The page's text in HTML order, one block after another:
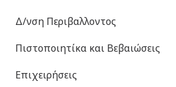
Δ/νση Περιβαλλοντος
Πιστοποιητίκα και Βεβαιώσεις
Επιχειρήσεις